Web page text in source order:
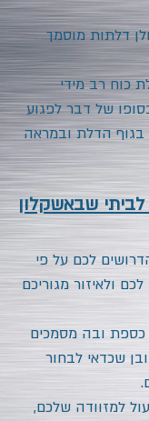
דלתות מוסמך
כוח רב מידי
של דבר לפגוע
בגוף הדלת ובמראה
לביתי שבאשקלון
לכם על פי
ולאיזור מגוריכם
כספת ובה מסמכים
שכדאי לבחור
למזוודה שלכם,